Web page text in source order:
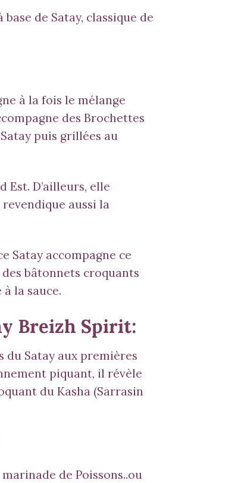
base de Satay, classique de
à la fois le mélange
des Brochettes
Sataypuis grillées au
Est. D’ailleurs, elle
aussi la
Satayaccompagne ce
bâtonnets croquants
la sauce.
Breizh Spirit:
du Satayaux premières
piquant, il révèle
du Kasha(Sarrasin
de Poissons..ou